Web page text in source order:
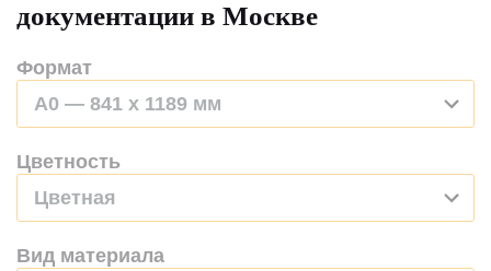
документации в Москве
Формат
A0 — 841 x 1189 мм
Цветность
Цветная
Вид материала